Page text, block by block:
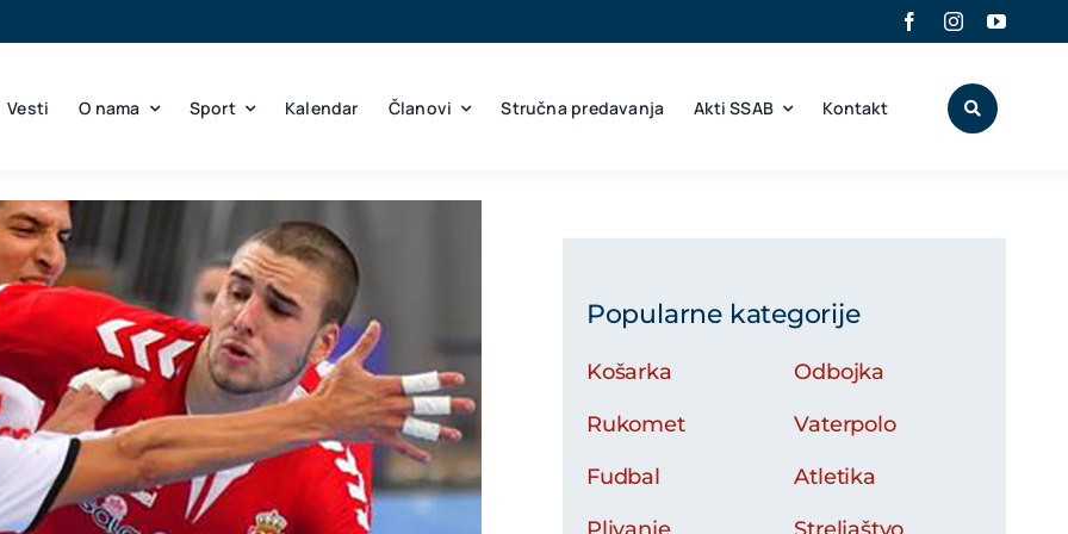
Vesti O nama Sport Kalendar Članovi Stručna predavanja Akti SSAB Kontakt
Popularne kategorije
Košarka
Rukomet
Fudbal
Odbojka
Vaterpolo
Atletika